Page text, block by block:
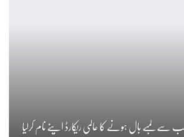
لمبے بال ہونے کا عالمی ریکارڈ اپنے نام کرلیا